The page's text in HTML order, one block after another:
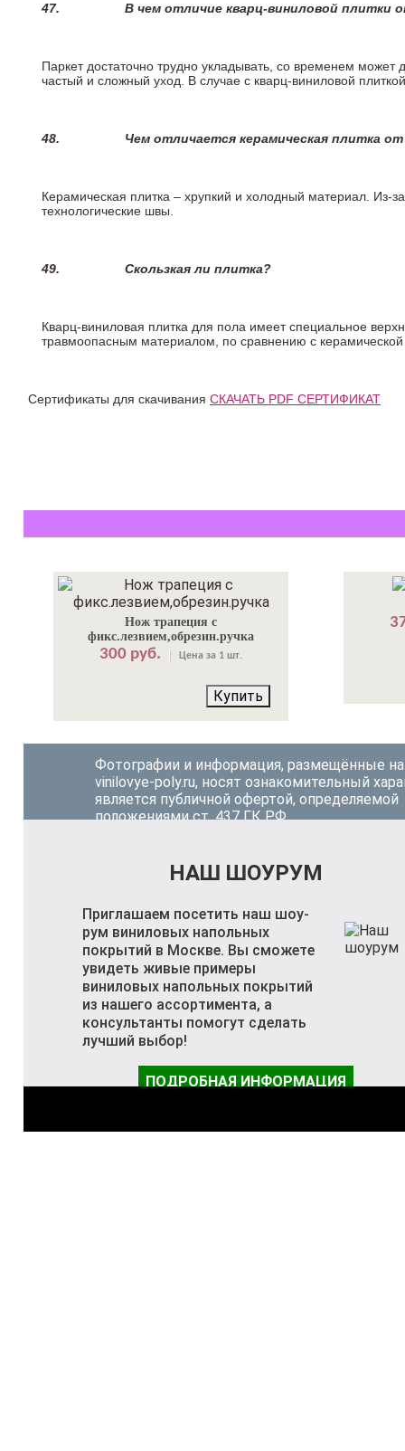
47. В чем отличие кварц-виниловой плитки
Паркет достаточно трудно укладывать, со временем
частый и сложный уход. В случае с кварц-виниловой
48. Чем отличается керамическая плитка
Керамическая плитка – хрупкий и холодный материал. Из-
технологические швы.
49. Скользкая ли плитка?
Кварц-виниловая плитка для пола имеет специальное
травмоопасным материалом, по сравнению с
Сертификаты для скачивания СКАЧАТЬ PDF СЕРТИФИКАТ
Нож трапеция с
фикс.лезвием,обрезин.ручка
300 руб. Цена за 1 шт.
Купить
Фотографии и информация, размещённые на
vinilovye-poly.ru, носят ознакомительный
является публичной офертой, определяемой
положениями ст. 437 ГК РФ.
НАШ ШОУРУМ
Приглашаем посетить наш шоу-
рум виниловых напольных
покрытий в Москве. Вы сможете
увидеть живые примеры
виниловых напольных покрытий
из нашего ассортимента, а
консультанты помогут сделать
лучший выбор!
ПОДРОБНАЯ ИНФОРМАЦИЯ